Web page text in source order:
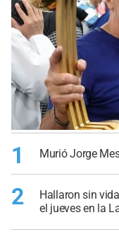
1 Murió Jorge
2
Hallaron sin
el jueves en la